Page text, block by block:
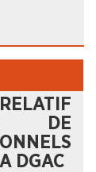
DE
DGAC